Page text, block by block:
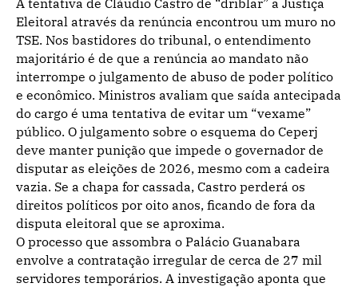
Eleitoral através da renúncia encontrou um muro no
TSE. Nos bastidores do tribunal, o entendimento
majoritário é de que a renúncia ao mandato não
interrompe o julgamento de abuso de poder político
e econômico. Ministros avaliam que saída antecipada
do cargo é uma tentativa de evitar um “vexame”
público. O julgamento sobre o esquema do Ceperj
deve manter punição que impede o governador de
disputar as eleições de 2026, mesmo com a cadeira
vazia. Se a chapa for cassada, Castro perderá os
direitos políticos por oito anos, ficando de fora da
disputa eleitoral que se aproxima.
O processo que assombra o Palácio Guanabara
envolve a contratação irregular de cerca de 27 mil
servidores temporários. A investigação aponta que